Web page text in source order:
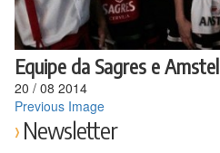
Equipe da Sagres e Amstel
20 / 08 2014
Previous Image
Newsletter